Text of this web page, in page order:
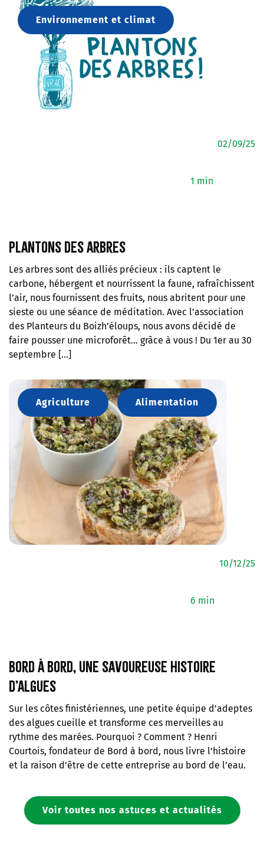
Environnement et climat
1 min
02/09/25
Plantons des arbres
Les arbres sont des alliés précieux : ils captent le
carbone, hébergent et nourrissent la faune, rafraîchissent
l’air, nous fournissent des fruits, nous abritent pour une
sieste ou une séance de méditation. Avec l’association
des Planteurs du Boizh’éloups, nous avons décidé de
faire pousser une microforêt… grâce à vous ! Du 1er au 30
septembre […]
Agriculture Alimentation
6 min
10/12/25
Bord à bord, une savoureuse histoire
d’algues
Sur les côtes finistériennes, une petite équipe d’adeptes
des algues cueille et transforme ces merveilles au
rythme des marées. Pourquoi ? Comment ? Henri
Courtois, fondateur de Bord à bord, nous livre l’histoire
et la raison d’être de cette entreprise au bord de l’eau.
Voir toutes nos astuces et actualités